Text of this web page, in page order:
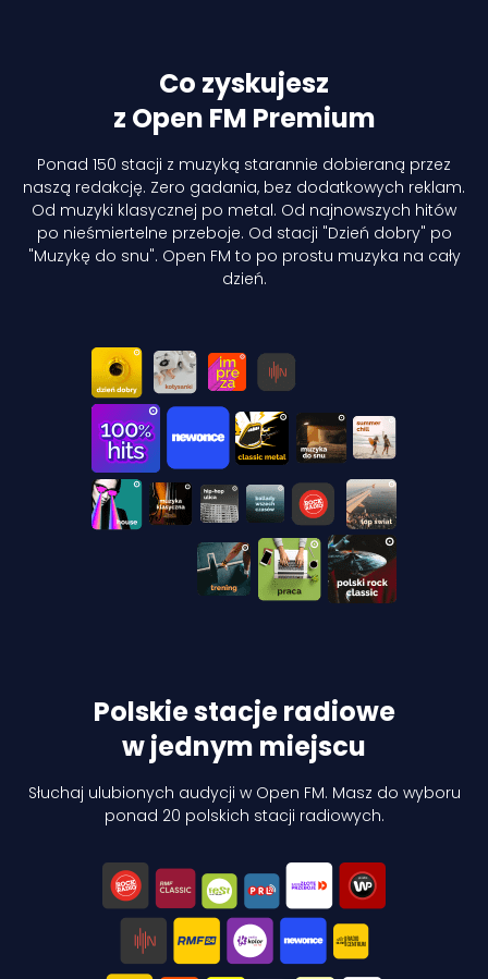
Co zyskujesz
z Open FM Premium
Ponad 150 stacji z muzyką starannie dobieraną przez
naszą redakcję. Zero gadania, bez dodatkowych reklam.
Od muzyki klasycznej po metal. Od najnowszych hitów
po nieśmiertelne przeboje. Od stacji "Dzień dobry" po
"Muzykę do snu". Open FM to po prostu muzyka na cały
dzień.
Polskie stacje radiowe
w jednym miejscu
Słuchaj ulubionych audycji w Open FM. Masz do wyboru
ponad 20 polskich stacji radiowych.